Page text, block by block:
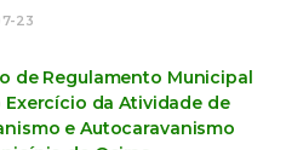
23
de Regulamento Municipal
Exercício da Atividade de
e Autocaravanismo